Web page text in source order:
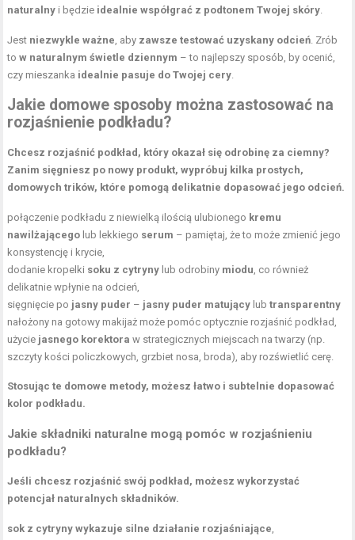
naturalny i będzie idealnie współgrać z podtonem Twojej skóry.
Jest niezwykle ważne, aby zawsze testować uzyskany odcień. Zrób
tow naturalnym świetle dziennym – to najlepszy sposób, by ocenić,
czy mieszanka idealnie pasuje do Twojej cery.
Jakie domowe sposoby można zastosować na
rozjaśnienie podkładu?
Chcesz rozjaśnić podkład, który okazał się odrobinę za ciemny?
Zanim sięgniesz po nowy produkt, wypróbuj kilka prostych,
domowych trików, które pomogą delikatnie dopasować jego odcień.
połączenie podkładu z niewielką ilością ulubionego kremu
nawilżającego lub lekkiego serum – pamiętaj, że to może zmienić jego
konsystencję i krycie,
dodanie kropelki soku z cytryny lub odrobiny miodu, co również
delikatnie wpłynie na odcień,
sięgnięcie po jasny puder – jasny puder matujący lubtransparentny
nałożony na gotowy makijaż może pomóc optycznie rozjaśnić podkład,
użycie jasnego korektora w strategicznych miejscach na twarzy (np.
szczyty kości policzkowych, grzbiet nosa, broda), aby rozświetlić cerę.
Stosując te domowe metody, możesz łatwo i subtelnie dopasować
kolor podkładu.
Jakie składniki naturalne mogą pomóc w rozjaśnieniu
podkładu?
Jeśli chcesz rozjaśnić swój podkład, możesz wykorzystać
potencjał naturalnych składników.
sok z cytryny wykazuje silne działanie rozjaśniające,